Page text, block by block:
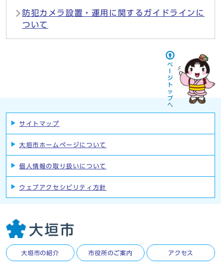
防犯カメラ設置・運用に関するガイドラインに
ついて
サイトマップ
大垣市ホームページについて
個人情報の取り扱いについて
ウェブアクセシビリティ方針
大垣市の紹介 市役所のご案内 アクセス